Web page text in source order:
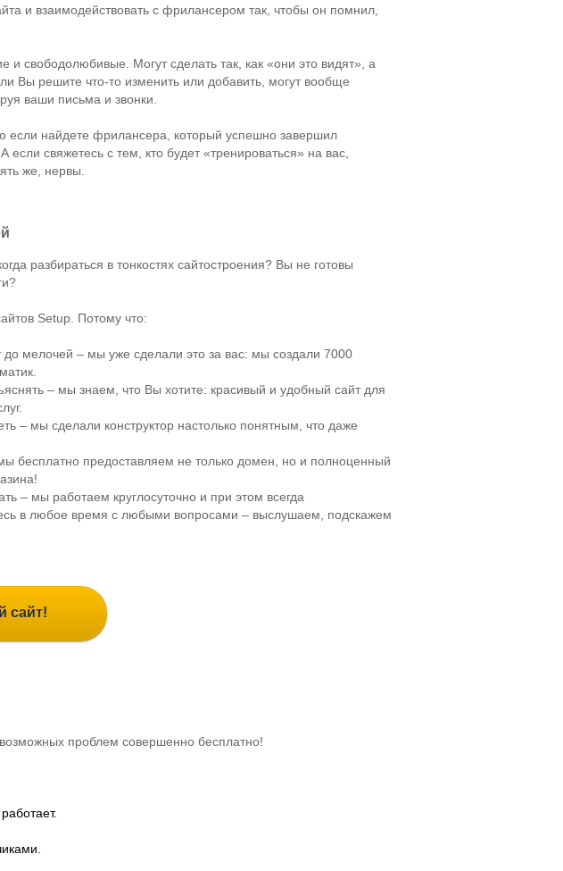
и взаимодействовать с фрилансером так, чтобы он помнил,
и свободолюбивые. Могут сделать так, как «они это видят», а
Вы решите что-то изменить или добавить, могут вообще
ваши письма и звонки.
если найдете фрилансера, который успешно завершил
если свяжетесь с тем, кто будет «тренироваться» на вас,
же, нервы.
разбираться в тонкостях сайтостроения? Вы не готовы
Setup. Потому что:
мелочей – мы уже сделали это за вас: мы создали 7000
– мы знаем, что Вы хотите: красивый и удобный сайт для
– мы сделали конструктор настолько понятным, что даже
бесплатно предоставляем не только домен, но и полноценный
– мы работаем круглосуточно и при этом всегда
в любое время с любыми вопросами – выслушаем, подскажем
сайт!
проблем совершенно бесплатно!